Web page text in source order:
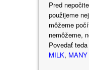
Pred
použijeme
môžeme
nemôžeme,
Povedať
MILK,